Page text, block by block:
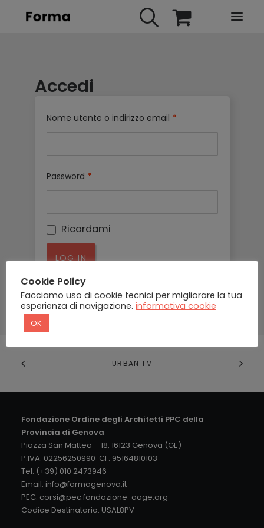
WEBINARS
E-LEARNING
Accedi
Nome utente o indirizzo email *
Password *
Ricordami
LOG IN
Password dimenticata?
URBAN TV
Fondazione Ordine degli Architetti PPC della
Provincia di Genova
Piazza San Matteo – 18, 16123 Genova (GE)
P.IVA: 02256250990 CF: 95164810103
Tel: (+39) 010 2473946
Email: info@formagenova.it
PEC: corsi@pec.fondazione-oage.org
Codice Destinatario: USAL8PV
Cookie Policy
Facciamo uso di cookie tecnici per migliorare la tua
esperienza di navigazione. informativa cookie
OK